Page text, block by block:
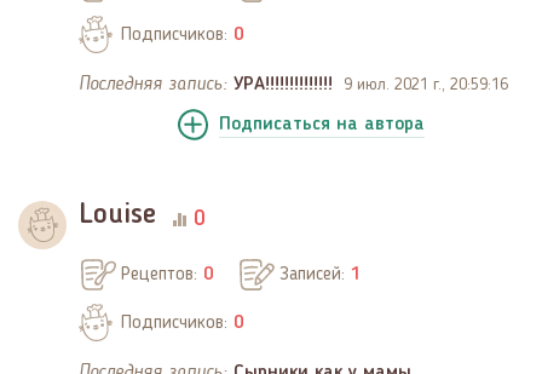
Подписчиков: 0
Последняя запись: УРА!!!!!!!!!!!!!! 9 июл. 2021 г., 20:59:16
Подписаться на автора
Louise 0
Рецептов: 0 Записей: 1
Подписчиков: 0